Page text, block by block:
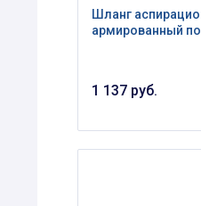
Шланг
армированный
1 137 руб.